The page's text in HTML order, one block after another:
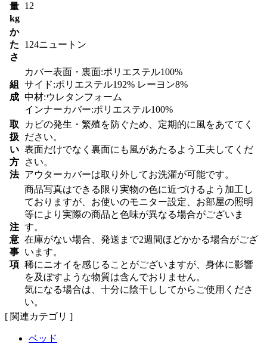
量
kg
12
か
た
さ
124ニュートン
組
成
カバー表面・裏面:ポリエステル100%
サイド:ポリエステル192% レーヨン8%
中材:ウレタンフォーム
インナーカバー:ポリエステル100%
取
扱
い
方
法
カビの発生・繁殖を防ぐため、定期的に風をあててく
ださい。
表面だけでなく裏面にも風があたるよう工夫してくだ
さい。
アウターカバーは取り外してお洗濯が可能です。
注
意
事
項
商品写真はできる限り実物の色に近づけるよう加工し
ておりますが、お使いのモニター設定、お部屋の照明
等により実際の商品と色味が異なる場合がございま
す。
在庫がない場合、発送まで2週間ほどかかる場合がござ
います。
稀にニオイを感じることがございますが、身体に影響
を及ぼすような物質は含んでおりません。
気になる場合は、十分に陰干ししてからご使用くださ
い。
[ 関連カテゴリ ]
ベッド